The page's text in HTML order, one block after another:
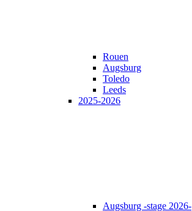
Rouen
Augsburg
Toledo
Leeds
2025-2026
Augsburg -stage 2026-